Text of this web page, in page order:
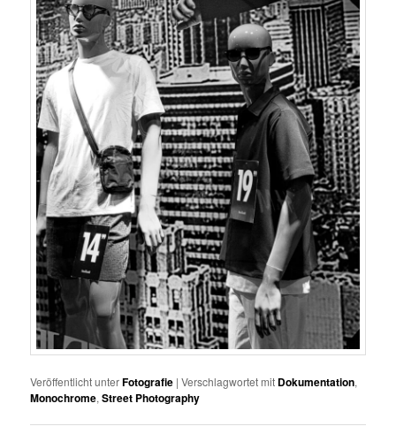
Veröffentlicht unterFotografie |Verschlagwortet mit Dokumentation,
Monochrome,Street Photography